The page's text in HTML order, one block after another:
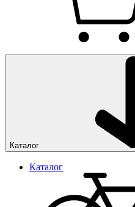
Каталог
Каталог